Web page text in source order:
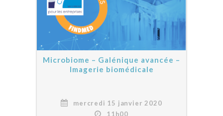
Microbiome – Galénique avancée –
Imagerie biomédicale
mercredi 15 janvier 2020
11h00